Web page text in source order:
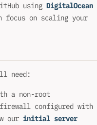
using DigitalOcean
focus on scaling your
need:
a non-root
configured with
our initial server